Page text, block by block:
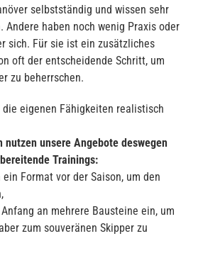
selbstständig und wissen sehr
Andere haben noch wenig Praxis oder
sich. Für sie ist ein zusätzliches
oft der entscheidende Schritt, um
zu beherrschen.
eigenen Fähigkeiten realistisch
nutzen unsere Angebote deswegen
Trainings:
Format vor der Saison, um den
an mehrere Bausteine ein, um
zum souveränen Skipper zu